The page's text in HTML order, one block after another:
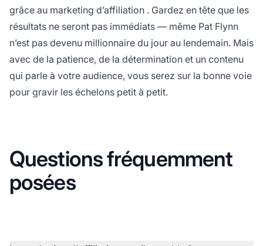
grâce au marketing d’affiliation . Gardez en tête que les
résultats ne seront pas immédiats — même Pat Flynn
n’est pas devenu millionnaire du jour au lendemain. Mais
avec de la patience, de la détermination et un contenu
qui parle à votre audience, vous serez sur la bonne voie
pour gravir les échelons petit à petit.
Questions fréquemment
posées